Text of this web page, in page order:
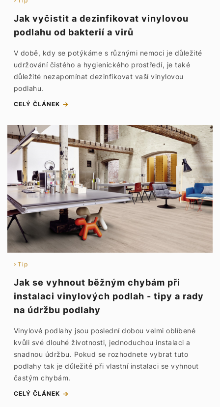
Jak vyčistit a dezinfikovat vinylovou
podlahu od bakterií a virů
V době, kdy se potýkáme s různými nemoci je důležité
udržování čistého a hygienického prostředí, je také
důležité nezapomínat dezinfikovat vaší vinylovou
podlahu.
CELÝ ČLÁNEK
Tip
Jak se vyhnout běžným chybám při
instalaci vinylových podlah - tipy a rady
na údržbu podlahy
Vinylové podlahy jsou poslední dobou velmi oblíbené
kvůli své dlouhé životnosti, jednoduchou instalaci a
snadnou údržbu. Pokud se rozhodnete vybrat tuto
podlahy tak je důležité při vlastní instalaci se vyhnout
častým chybám.
CELÝ ČLÁNEK